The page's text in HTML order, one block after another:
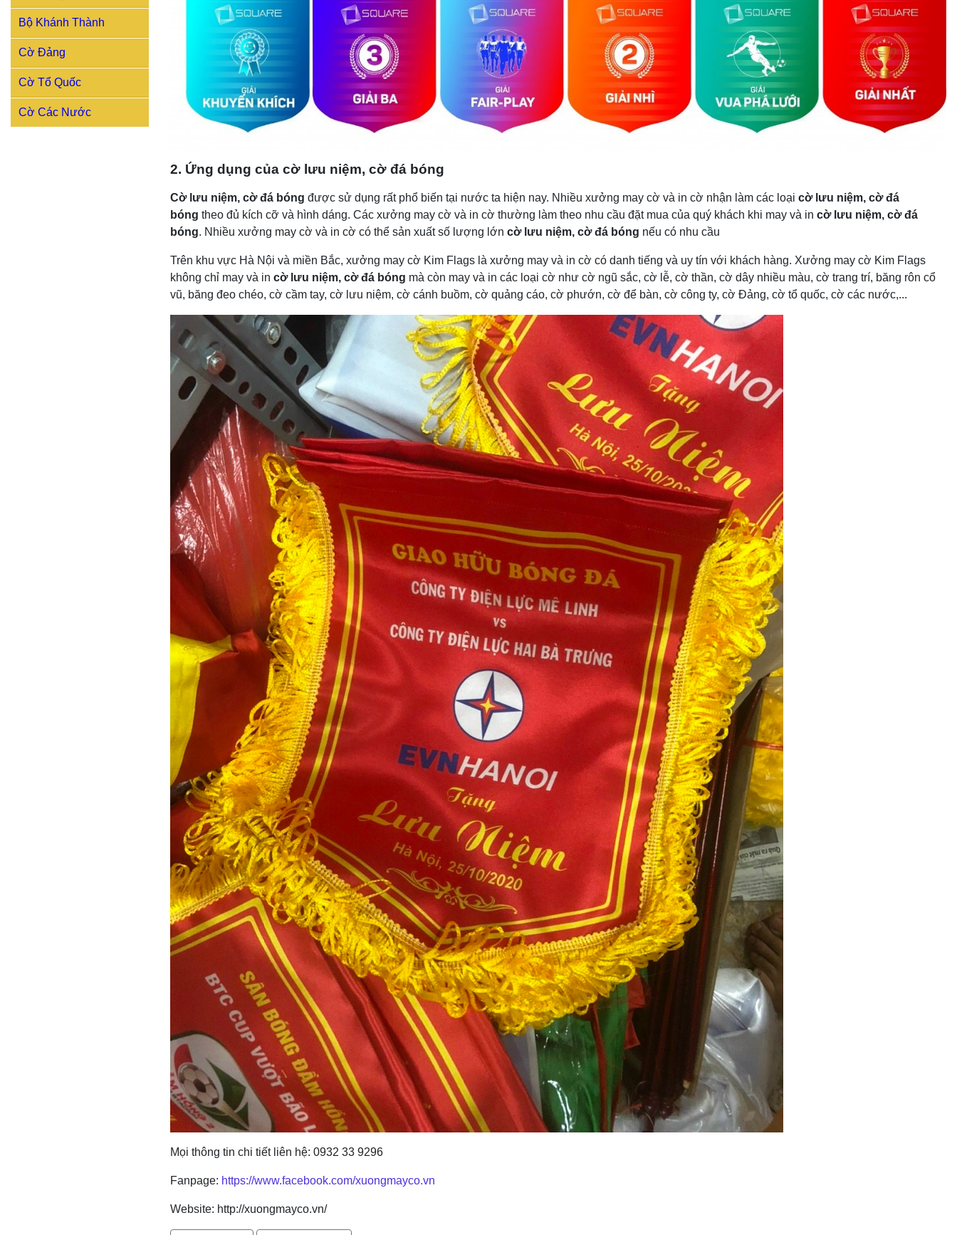
Bộ Khánh Thành
Cờ Đảng
Cờ Tổ Quốc
Cờ Các Nước
2. Ứng dụng của cờ lưu niệm, cờ đá bóng
Cờ lưu niệm, cờ đá bóng được sử dụng rất phổ biến tại nước ta hiện nay. Nhiều xưởng may cờ và in cờ nhận làm các loại cờ lưu niệm, cờ đá
bóng theo đủ kích cỡ và hình dáng. Các xưởng may cờ và in cờ thường làm theo nhu cầu đặt mua của quý khách khi may và in cờ lưu niệm, cờ đá
bóng. Nhiều xưởng may cờ và in cờ có thể sản xuất số lượng lớn cờ lưu niệm, cờ đá bóng nếu có nhu cầu
Trên khu vực Hà Nội và miền Bắc, xưởng may cờ Kim Flags là xưởng may và in cờ có danh tiếng và uy tín với khách hàng. Xưởng may cờ Kim Flags
không chỉ may và in cờ lưu niệm, cờ đá bóng mà còn may và in các loại cờ như cờ ngũ sắc, cờ lễ, cờ thần, cờ dây nhiều màu, cờ trang trí, băng rôn cổ
vũ, băng đeo chéo, cờ cầm tay, cờ lưu niệm, cờ cánh buồm, cờ quảng cáo, cờ phướn, cờ để bàn, cờ công ty, cờ Đảng, cờ tổ quốc, cờ các nước,...
Mọi thông tin chi tiết liên hệ: 0932 33 9296
Fanpage: https://www.facebook.com/xuongmayco.vn
Website: http://xuongmayco.vn/